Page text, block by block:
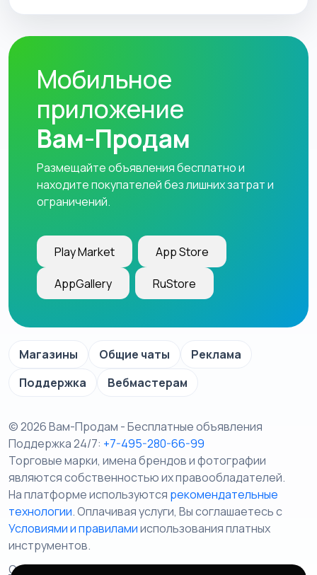
Мобильное
приложение
Вам-Продам
Размещайте объявления бесплатно и
находите покупателей без лишних затрат и
ограничений.
Play Market App Store
AppGallery RuStore
Магазины Общие чаты
Реклама
Поддержка
Вебмастерам
© 2026 Вам-Продам - Бесплатные объявления
Поддержка 24/7: +7-495-280-66-99
Торговые марки, имена брендов и фотографии
являются собственностью их правообладателей.
На платформе используются рекомендательные
технологии. Оплачивая услуги, Вы соглашаетесь c
Условиями и правиламииспользования платных
инструментов.
Отказ от ответственности
Правила сервиса